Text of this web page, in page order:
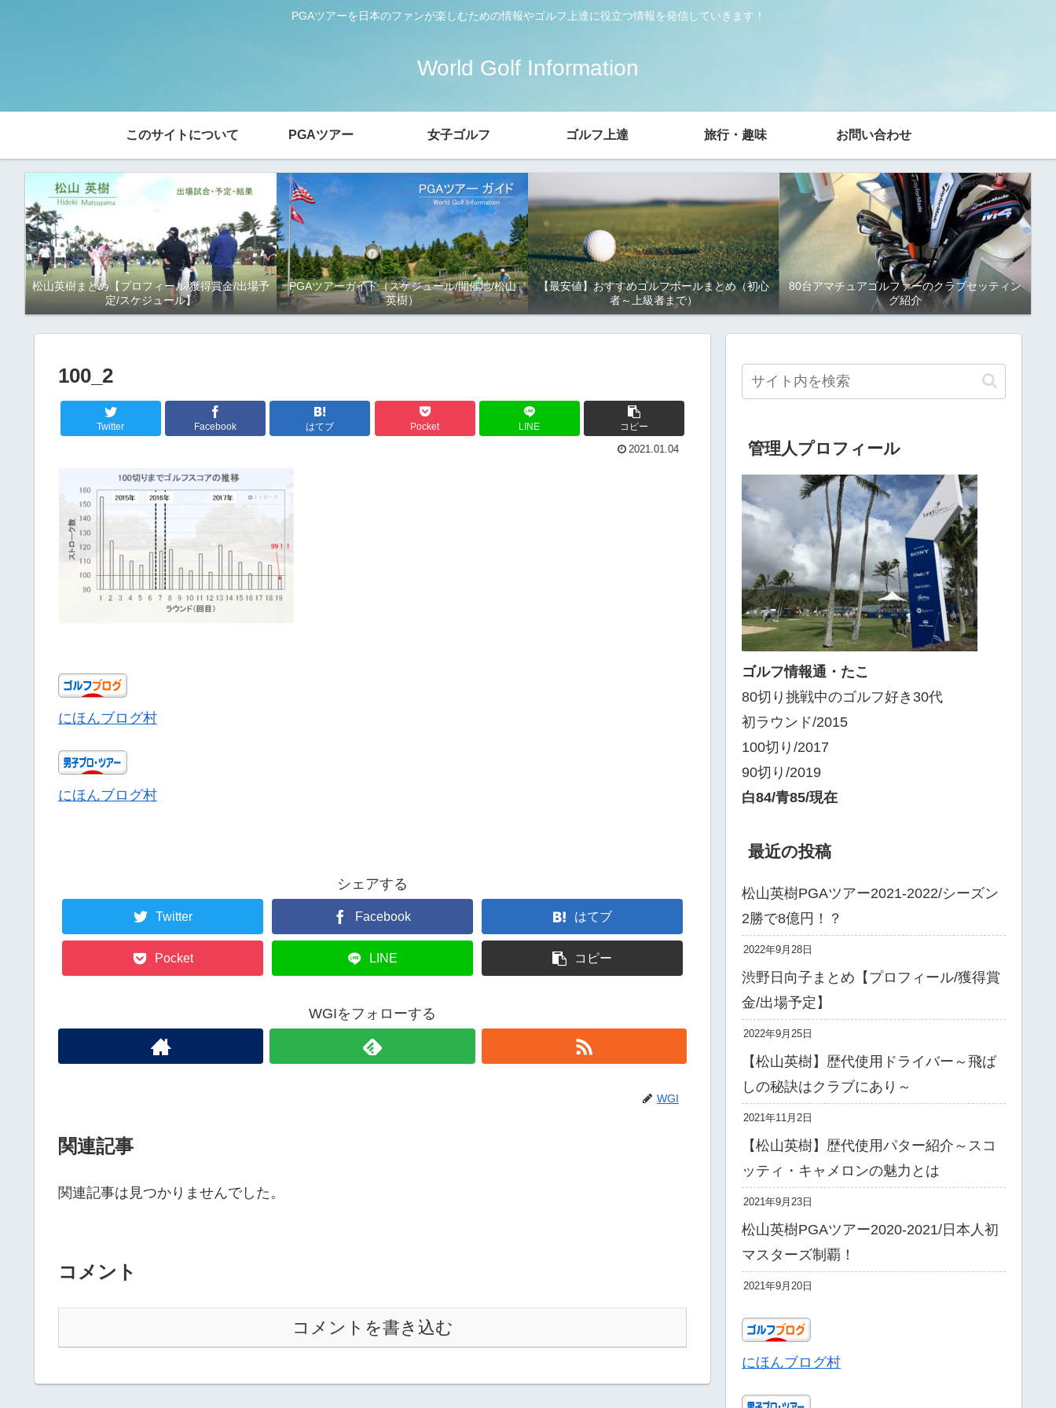
PGAツアーを日本のファンが楽しむための情報やゴルフ上達に役立つ情報を発信していきます！
World Golf Information
このサイトについて PGAツアー 女子ゴルフ ゴルフ上達 旅行・趣味 お問い合わせ
松山英樹まとめ【プロフィール/獲得賞金/出場予
定/スケジュール】
PGAツアーガイド（スケジュール/開催地/松山
英樹）
【最安値】おすすめゴルフボールまとめ（初心
者～上級者まで）
80台アマチュアゴルファーのクラブセッティン
グ紹介
100_2
Twitter Facebook はてブ Pocket LINE コピー
2021.01.04
にほんブログ村
にほんブログ村
シェアする
Twitter Facebook はてブ
Pocket LINE コピー
WGIをフォローする
WGI
関連記事
関連記事は見つかりませんでした。
コメント
コメントを書き込む
管理人プロフィール
ゴルフ情報通・たこ
80切り挑戦中のゴルフ好き30代
初ラウンド/2015
100切り/2017
90切り/2019
白84/青85/現在
最近の投稿
松山英樹PGAツアー2021-2022/シーズン
2勝で8億円！？
2022年9月28日
渋野日向子まとめ【プロフィール/獲得賞
金/出場予定】
2022年9月25日
【松山英樹】歴代使用ドライバー～飛ば
しの秘訣はクラブにあり～
2021年11月2日
【松山英樹】歴代使用パター紹介～スコ
ッティ・キャメロンの魅力とは
2021年9月23日
松山英樹PGAツアー2020-2021/日本人初
マスターズ制覇！
2021年9月20日
にほんブログ村